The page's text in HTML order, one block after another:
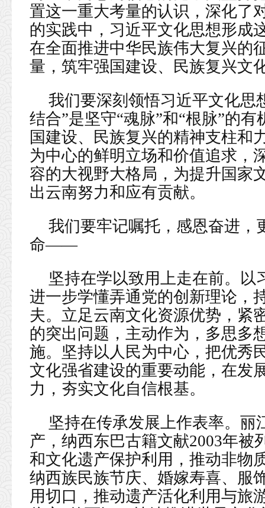
置这一重大考量的认识，深化了
的实践中，习近平文化思想形成
在全面推进中华民族伟大复兴的
量，筑牢强国建设、民族复兴文
我们要深刻领悟习近平文化思
结合”是坚守“魂脉”和“根脉”的
国建设、民族复兴的精神支柱和
为中心的鲜明立场和价值追求，
容的大视野大格局，为提升国家
出云南努力和应有贡献。
我们要牢记嘱托，感恩奋进，
命——
坚持在学以致用上走在前。以
进一步学懂弄通党的创新理论，
夫。立足云南文化资源优势，紧
的突出问题，主动作为，多思多
施。坚持以人民为中心，把优秀
文化强省建设的重要动能，在发
力，夯实文化自信根基。
坚持在传承发展上作表率。丽
产，纳西东巴古籍文献2003年被
和文化遗产保护利用，推动非物
纳西族民族节庆、婚嫁寿喜、服
用切口，推动遗产活化利用与旅